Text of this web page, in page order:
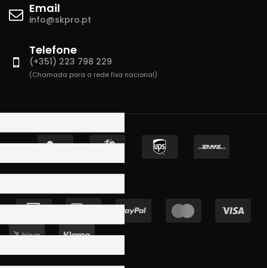
Email
info@skpro.pt
Telefone
(+351) 223 798 229
(Chamada para a rede fixa nacional)